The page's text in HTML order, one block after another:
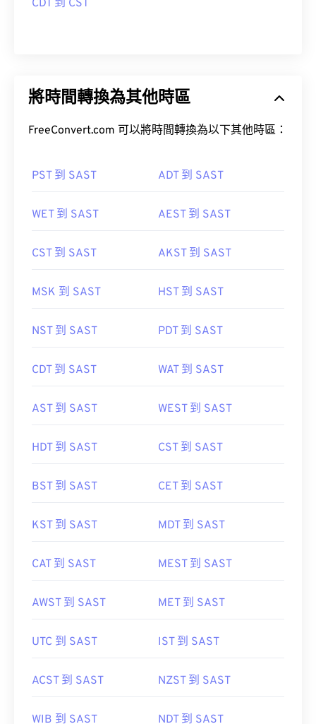
CDT 到 CST
將時間轉換為其他時區
FreeConvert.com 可以將時間轉換為以下其他時區：
PST 到 SAST ADT 到 SAST
WET 到 SAST AEST 到 SAST
CST 到 SAST AKST 到 SAST
MSK 到 SAST HST 到 SAST
NST 到 SAST PDT 到 SAST
CDT 到 SAST WAT 到 SAST
AST 到 SAST WEST 到 SAST
HDT 到 SAST CST 到 SAST
BST 到 SAST CET 到 SAST
KST 到 SAST MDT 到 SAST
CAT 到 SAST MEST 到 SAST
AWST 到 SAST MET 到 SAST
UTC 到 SAST IST 到 SAST
ACST 到 SAST NZST 到 SAST
WIB 到 SAST NDT 到 SAST